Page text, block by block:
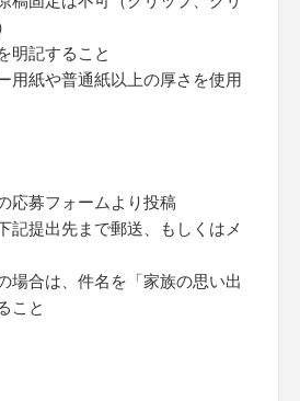
明記すること
用紙や普通紙以上の厚さを使用
応募フォームより投稿
記提出先まで郵送、もしくはメ
場合は、件名を「家族の思い出
こと